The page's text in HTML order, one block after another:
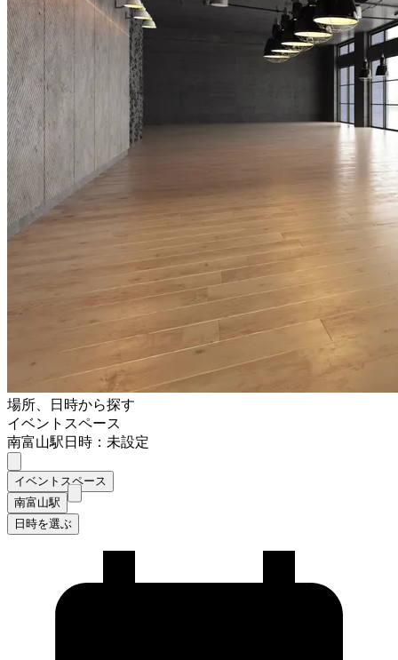
場所、日時から探す
イベントスペース
南富山駅日時：未設定
イベントスペース
南富山駅
日時を選ぶ